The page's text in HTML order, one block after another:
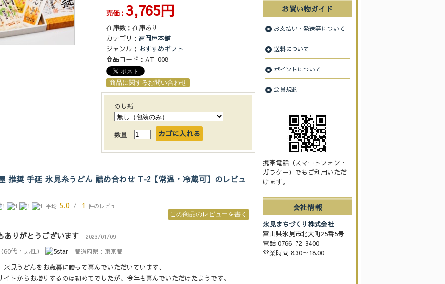
売価： 3,765円
在庫数： 在庫あり
カテゴリ： 高岡屋本舗
ジャンル： おすすめギフト
商品コード： AT-008
のし紙
数量
推奨 手延 氷見糸うどん 詰め合わせ T-2【常温・冷蔵可】のレビュ
平均 5.0 / 1 件のレビュ
ありがとうございます 2023/01/09
60代・男性） 都道府県：東京都
氷見うどんをお歳暮に贈って喜んでいただいています、
イトからお贈りするのは初めてでしたが、今年も喜んでいただけたようです。
お買い物ガイド
お支払い・発送等について
送料について
ポイントについて
会員規約
携帯電話（スマートフォン・
ガラケー）でもご利用いただ
けます。
会社情報
氷見まちづくり株式会社
富山県氷見市北大町25番5号
電話 0766-72-3400
営業時間 8:30～18:00